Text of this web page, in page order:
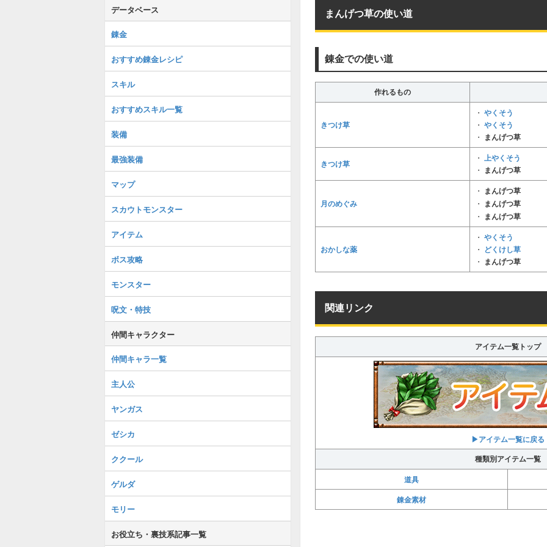
まんげつ草の使い道
錬金での使い道
作れるもの
きつけ草
・ やくそう
・ やくそう
・ まんげつ草
きつけ草
・ 上やくそう
・ まんげつ草
月のめぐみ
・ まんげつ草
・ まんげつ草
・ まんげつ草
おかしな薬
・ やくそう
・ どくけし草
・ まんげつ草
関連リンク
アイテム一覧トップ
▶アイテム一覧に戻る
種類別アイテム一覧
道具
錬金素材
データベース
錬金
おすすめ錬金レシピ
スキル
おすすめスキル一覧
装備
最強装備
マップ
スカウトモンスター
アイテム
ボス攻略
モンスター
呪文・特技
仲間キャラクター
仲間キャラ一覧
主人公
ヤンガス
ゼシカ
ククール
ゲルダ
モリー
お役立ち・裏技系記事一覧